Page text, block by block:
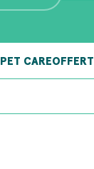
PET CARE